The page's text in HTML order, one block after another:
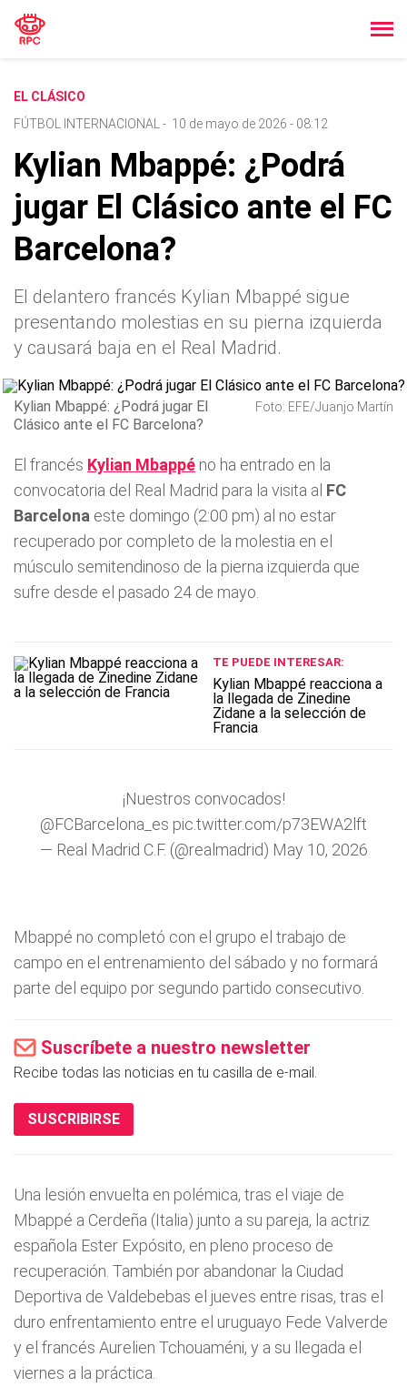
EL CLÁSICO
FÚTBOL INTERNACIONAL
- 10 de mayo de 2026 - 08:12
Kylian Mbappé: ¿Podrá
jugar El Clásico ante el FC
Barcelona?
El delantero francés Kylian Mbappé sigue
presentando molestias en su pierna izquierda
y causará baja en el Real Madrid.
Kylian Mbappé: ¿Podrá jugar El
Clásico ante el FC Barcelona?
Foto: EFE/Juanjo Martín
El francés Kylian Mbappé no ha entrado en la
convocatoria del Real Madrid para la visita al FC
Barcelona este domingo (2:00 pm) al no estar
recuperado por completo de la molestia en el
músculo semitendinoso de la pierna izquierda que
sufre desde el pasado 24 de mayo.
TE PUEDE INTERESAR:
Kylian Mbappé reacciona a
la llegada de Zinedine
Zidane a la selección de
Francia
¡Nuestros convocados!
@FCBarcelona_es pic.twitter.com/p73EWA2lft
— Real Madrid C.F. (@realmadrid) May 10, 2026
Mbappé no completó con el grupo el trabajo de
campo en el entrenamiento del sábado y no formará
parte del equipo por segundo partido consecutivo.
Suscríbete a nuestro newsletter
Recibe todas las noticias en tu casilla de e-mail.
SUSCRIBIRSE
Una lesión envuelta en polémica, tras el viaje de
Mbappé a Cerdeña (Italia) junto a su pareja, la actriz
española Ester Expósito, en pleno proceso de
recuperación. También por abandonar la Ciudad
Deportiva de Valdebebas el jueves entre risas, tras el
duro enfrentamiento entre el uruguayo Fede Valverde
y el francés Aurelien Tchouaméni, y a su llegada el
viernes a la práctica.